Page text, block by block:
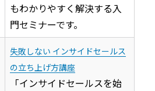
もわかりやすく解決する入
門セミナーです。
失敗しない インサイドセールス
の立ち上げ方講座
「インサイドセールスを始